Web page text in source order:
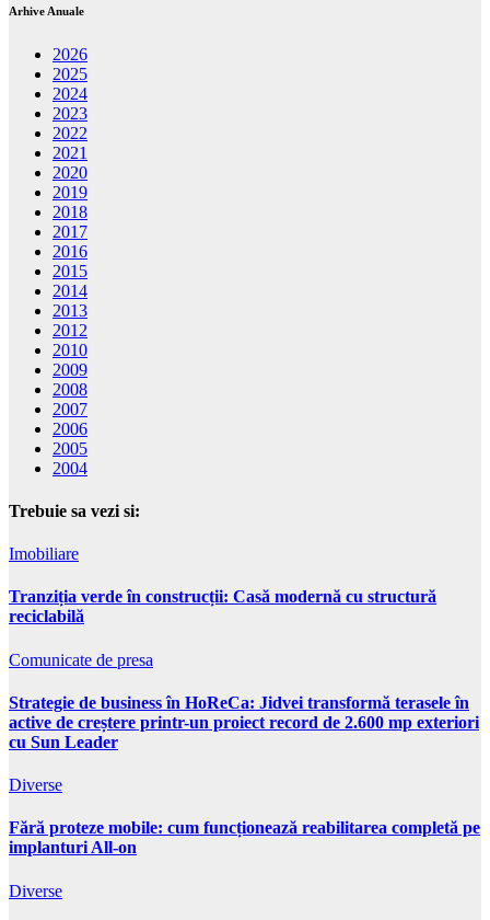
Arhive Anuale
2026
2025
2024
2023
2022
2021
2020
2019
2018
2017
2016
2015
2014
2013
2012
2010
2009
2008
2007
2006
2005
2004
Trebuie sa vezi si:
Imobiliare
Tranziția verde în construcții: Casă modernă cu structură
reciclabilă
Comunicate de presa
Strategie de business în HoReCa: Jidvei transformă terasele în
active de creștere printr-un proiect record de 2.600 mp exteriori
cu Sun Leader
Diverse
Fără proteze mobile: cum funcționează reabilitarea completă pe
implanturi All-on
Diverse